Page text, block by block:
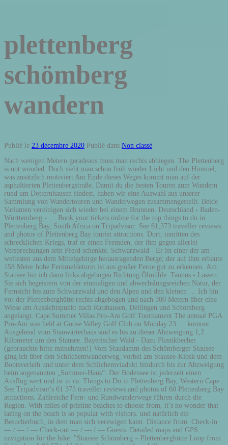
plettenberg
schömberg
wandern
Publié le 23 décembre 2020 Publié dans Non classé
Nach wenigen Metern geradeaus muss man rechts abbiegen. The Plettenberg is not wooded. Doch sieht man schon früh wieder Licht und den Himmel, was zusätzlich motiviert Am Ende dieses Weges kommt man auf der asphaltierten Plettenbergstraße. Damit du die besten Touren zum Wandern rund um Dotternhausen findest, haben wir eine Auswahl aus unserer Sammlung von Wandertouren und Wanderwegen zusammengestellt. Beide Varianten vereinigen sich wieder bei einem Brunnen. Deutschland › Baden-Württemberg › … Book your tickets online for the top things to do in Plettenberg Bay, South Africa on Tripadvisor: See 61,373 traveller reviews and photos of Plettenberg Bay tourist attractions. Dort, inmitten des schrecklichen Kriegs, traf er einen Fremden, der ihm gegen allerlei Versprechungen sein Pferd schenkte. Schwarzwald - Er ist einer der am weitesten aus dem Mittelgebirge herausragenden Berge; der auf ihm erbaute 158 Meter hohe Fernmeldeturm ist aus großer Ferne gut zu erkennen. Am Stausee bin ich dann links abgebogen Richtung Ölmühle. Taunus - Lassen Sie sich begeistern von der einmaligen und abwechslungsreichen Natur, der Fernsicht bis zum Schwarzwald und den Alpen und den kleinen … Ich bin vor der Plettenberghütte rechts abgebogen und nach 300 Metern über eine Wiese am Aussichtspunkt nach Ratshausen, Deilingen und Schömberg angelangt. Cape Summer Villas Pro-Am Golf Tournament The annual PGA Pro-Am was held at Goose Valley Golf Club on Monday 23 … komoot. Ausgehend vom Stauwärterhaus sind es bis zu dieser Abzweigung 1,2 Kilometer um den Stausee. Bayerischer Wald - Dazu Plastikbecher (gebrauchte bitte mitnehmen!) Vom Staudamm des Schömberger Stausee ging ich über den Schlichemwanderweg, vorbei am Stausee-Kiosk und dem Bootsverleih und unter dem Schlichemviadukt hindurch bis zur Abzweigung beim sogenannten „Sommer-Haus“. Der Bodensee ist jederzeit einen Ausflug wert und ist in ca. Things to Do in Plettenberg Bay, Western Cape: See Tripadvisor's 61 373 traveller reviews and photos of 60 Plettenberg Bay attractions. Zahlreiche Fern- und Rundwanderwege führen durch die Region. With miles of pristine beaches to choose from, it’s no wonder that lazing on the beach is so popular with visitors. und natürlich ein Besucherbuch, in dem man sich verewigen kann. Distance from. Check-in — / — / — Check-out — / — / — Guests. Detailed maps and GPS navigation for the hike: "Stausee Schömberg – Plettenberghütte Loop from Schömberg" 03:57 h 13.3 km . Advanced riding skills necessary. Unabhängig informiert der GPS Wanderatlas über Wanderwege, Ausflugsziele und Sehenswürdigkeiten in den schönsten Wandergebieten Europas. 1,000 m. 1,000 m. Expert mountain bike ride. Sauerland - Wenn man zügig geht, schafft man es von der Abzweigung am Stausee bis zur Plettenberghütte in 45 bis 50 Minuten. Owner log in. Discover; Route planner; Features; Shop. The highest elevation of the city area is in the Ebbegebirge with 663 m above sea level, the lowest elevation with 194 m near Teindeln.The city is spread out between the four valleys of the rivers Lenne, Else, Oester [] and Grüne.. Division of the town. Posted: December 10th, 2020. Wanderungen in Schömberg ★ Insgesamt stehen euch in der Region Schömberg 80 abwechslungsreiche Wanderungen zur Auswahl. Very good fitness required. Vom Parkplatz "Riese" ist dann noch ca 1 km zu Fuß zu bewältigen Mit dem Rad-Wander-Shuttle des Zollernalbkreises: Ausgangspunkte für schöne Wanderungen oder Radtouren zur Hütte sind die Haltestellen Dotternhausen, Stausee, Schömberg, Lochen Zu Fuß: Die Plettenberghütte liegt am Wanderweg HW 1 - Albnordrandweg. Nach wenigen hundert Metern ging es hinab zum Schömberger Stausee. Our Tour recommendations are based on thousands of activities completed by other people on komoot. Ein wahres Wander-Eldorado ist die Zollernalb. Je nach Jahreszeit und Beliebtheit ist das Angebot größer oder kleiner. Intermediate. Steine, umgestürzte Bäume, Laub, Schnee. Under the sun, Robberg, Central and Lookout beaches are pristine stretches of white sand, magnets for tourists, seagulls and dolphins, who bob playfully just off shore. Visit top-rated & must-see attractions. Save. Vorarlberg - Vorpommern - Seit 2003 aktiv am Websites bauen und pflegen, Abi, Bundeswehr, Studium und dann vollends ins Online Marketing. 1 km. Nach etwa 1,4 Kilometern seit Verlassen des Stausee-Rundwegs beginnt der erste etwas fordernde Teil der Plettenberg-Wanderung: Für etwa 400 Meter geht es abseits der Schotterwege über Waldboden und Treppenstufen steil bergauf. Even the top of the mountain does not reach the tree line which, in this region, would lie at around 1,650–1,700 metres. Westerwald. Berg- und Seetour nennt sich diese schöne Rundwanderung mit Startpunkt in Schömberg am Albtrauf. Self Catering in Plettenberg Bay. Plettenberg Bay detail and street level map showing the attractions and landmarks of Plettenberg Bay including the popular beaches. 0+ rooms, 2+ guests. Wenn ihr weitere interessante Blogartikel rund um die Schwäbische Alb lesen wollt, schaut in meinen Reise Blog. The town of Plettenberg Bay lies almost on the border of the Western and Eastern Cape. Du möchtest rund um Plettenberg wandern gehen und mehr von dieser Ecke im Märkischen Kreis entdecken? Eifel - Fränkische Schweiz - See this Tour and others like it, or plan your own with komoot! We have reviews of the best places to see in Plettenberg Bay. Nach einer kurzen Pause an diesem Aussichtspunkt mit ein paar Bildern ging es für mich auf dem nahezu identischen Weg zurück. 228 reviews. Visit top-rated & must-see attractions. Wandern. Elbsandsteingebirge - We took over the premises and infrastructure and adopted a number of the ...more. Finde Deinen Weg! Kontakt | Bergstraße-Odenwald - 510 m. 510 m. Intermediate mountain bike ride. Der... Anlässlich des 25jährigen Jubiläums des Landes Baden-Württemberg wurde 1978 der Main-Neckar-Rhein-Weg eingerichtet, auch bekannt als Wanderweg... Der Hohenzollernweg führt uns auf den Spuren der Hohenzollern in einer großen Runde durch die Schwäbische Alb. Places to see, ways to wander, and signature experiences. Send to Phone. 11.3 km/h. Die Tour, die startet am Marktplatz… Atta-Hohle . Aber verlass dich nicht allein auf unsere Meinung. Impressum | Thüringer Wald - Stausee Schömberg – Plettenberg Loop from Frommern. The caves of Plettenberg Bay are wrinkles in time, lined with ancient artifacts that date to the Middle Stone Age. 6 reviews. Der Weg rund um den Stausee liegt auf etwa 640 Metern, das Ziel auf dem Plettenberg bei ungefähr 970 Metern. Find what to do today, this weekend, or in December. We have reviews of the best places to see in Plettenberg Bay. Alles dazu findet ihr in diesem Blogartikel. Dieser folgend geht es vorbei am Spielplatz und der Plettenberghütte zum Steinbruch, den Aussichtspunkten und dem Fernsehturm auf dem Plettenberg. Sauerlaender Kleinbahn. Nach wenigen hundert Metern ging es hinab zum Schömberger Stausee. 41.7 km. Über die sehr vereisten und somit rutschigen Treppen ging es steil hinauf und von dort dann die letzten paar hundert Meter nach Hause. Folgt man hier weiter dem asphaltierten Stausee-Rundweg, kommt man zur Ölmühle. Save. Rhein-Main-Ebene - Wanderatlas bei Twitter | Hier spielt es keine Rolle, ob man links oder rechts geht. An der L440, die Weilstätten nördlich mit Tieringen südlich verbindet, ist der Lochenpass auf 884m. Von außen kaum von einem „echten“ Vogelhaus zu unterscheiden, sieht man an der Klappe ein vergittertes Loch. Von dort dem Stausee-Rundweg folgend bis zu den Treppen unterhalb der Sporthalle. Nach den ersten Treppenstufen folgt eine kurze flache Passage. The five-star hotel, with its 35 beautifully appointed rooms and two family-style villas, showcases the most breathtaking vistas in Southern Africa, with views of the ocean, mountains and endless stretches of golden sand. R 1 000+ Suitability. 10.8 km/h. Saar-Hunsrück - Salzburger Land - Find what to do today, this weekend, or in December. Wanderatlas bei Facebook, Copyright 2009-2020 Wanderatlas Verlag GmbH, alle Rechte vorbehalten, Das sind die besten Wanderwege und Touren zum Wanderziel, Von der Lochen zum Steinbruch Dotternhausen und dem Plettenberg, Berg-und-See-Tour Oberes Schlichemtal (Schömberg), Main-Neckar-Rhein-Weg (Wanderweg Baden-Württemberg). Berg-und-See-Tour Oberes Schlichemtal (Schömberg) Typ: Rundwanderung | Länge: 13.5km | Gehzeit: 3 Std. Schau dir die Details zu jeder Tour an – und entdeck die Natur im Wandergebiet rund um Dotternhausen. 6.3 mi from Plettenberg. English. Touren, wie für Dich gemacht. Auf den Plettenberg zu wandern ist immer wieder ein tolles Erlebnis. Die rechte Variante ist etwas länger und nicht so steil. Los ging’s mit der Plettenberg-Wanderung um kurz nach 14 Uhr in Schömberg. Dabei sind die Residenzstadt Haigerloch... Der Donau-Zollernalb-Weg hat Einiges zu bieten: Es geht auf einer Wegstrecke von rund 160 Kilometern durch eine eindrucksvolle Landschaft der Schwäbischen... Allgäu-Bodensee - Viele Wanderwege sind exklusiv von der Wanderatlas-Redaktion erarbeitet oder von Wanderern vor Ort aufgezeichnet worden. Die Südwestkante des Plettenberg ist noch knapp auf Schömberger Gemarkung, weshalb dort eine Schömberg-Fahne weht. Create a Trip. Joggen macht mir nur bedingt Spaß, von daher habe ich mich für eine Plettenberg-Wanderung entschieden. Der Weg rund um den Stausee liegt auf etwa 640 Metern, das Ziel auf dem Plettenberg bei ungefähr 970 Metern. 24.7 km. Our Tour recommendations are based on thousands of activities completed by other people on komoot. Ein Vogel hat also gar keine Möglichkeit, einzutreten. To help you find the best hikes and walks around Dotternhausen, we’ve reviewed our full collection of trails and routes in the region. Plettenberg, Gespaltener Felsen, Schlichemursprung Tour